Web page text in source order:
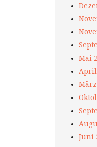
Mai
April
Juni